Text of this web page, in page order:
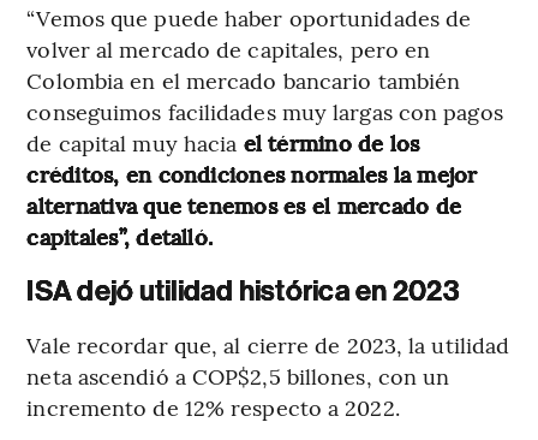
“Vemos que puede haber oportunidades de
volver al mercado de capitales, pero en
Colombia en el mercado bancario también
conseguimos facilidades muy largas con pagos
de capital muy hacia el término de los
créditos, en condiciones normales la mejor
alternativa que tenemos es el mercado de
capitales”, detalló.
ISA dejó utilidad histórica en 2023
Vale recordar que, al cierre de 2023, la utilidad
neta ascendió a COP$2,5 billones, con un
incremento de 12% respecto a 2022.